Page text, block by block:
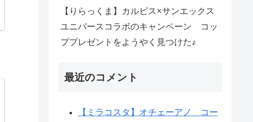
【りらっくま】カルピス×サンエックス
ユニバースコラボのキャンペーン コッ
ププレゼントをようやく見つけた♪
最近のコメント
【ミラコスタ】オチェーアノ コー